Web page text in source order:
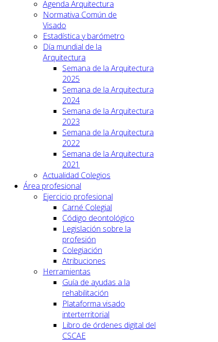
Agenda Arquitectura
Normativa Común de
Visado
Estadística y barómetro
Día mundial de la
Arquitectura
Semana de la Arquitectura
2025
Semana de la Arquitectura
2024
Semana de la Arquitectura
2023
Semana de la Arquitectura
2022
Semana de la Arquitectura
2021
Actualidad Colegios
Área profesional
Ejercicio profesional
Carné Colegial
Código deontológico
Legislación sobre la
profesión
Colegiación
Atribuciones
Herramientas
Guía de ayudas a la
rehabilitación
Plataforma visado
interterritorial
Libro de órdenes digital del
CSCAE